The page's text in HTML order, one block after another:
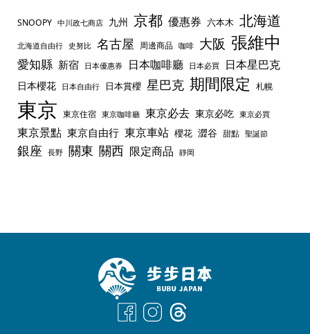
SNOOPY 中川政七商店 九州 京都 優惠券 六本木 北海道
北海道自由行 史努比 名古屋 周邊商品 咖啡 大阪 張維中
愛知縣 新宿 日本優惠券 日本咖啡廳 日本必買 日本星巴克
日本櫻花 日本自由行 日本賞櫻 星巴克 期間限定 札幌
東京 東京住宿 東京咖啡廳 東京必去 東京必吃 東京必買
東京景點 東京自由行 東京車站 櫻花 澀谷 甜點 聖誕節
銀座 長野 關東 關西 限定商品 靜岡